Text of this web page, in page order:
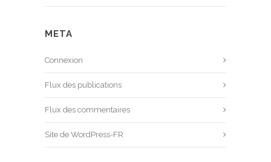
META
Connexion
Flux des publications
Flux des commentaires
Site de WordPress-FR